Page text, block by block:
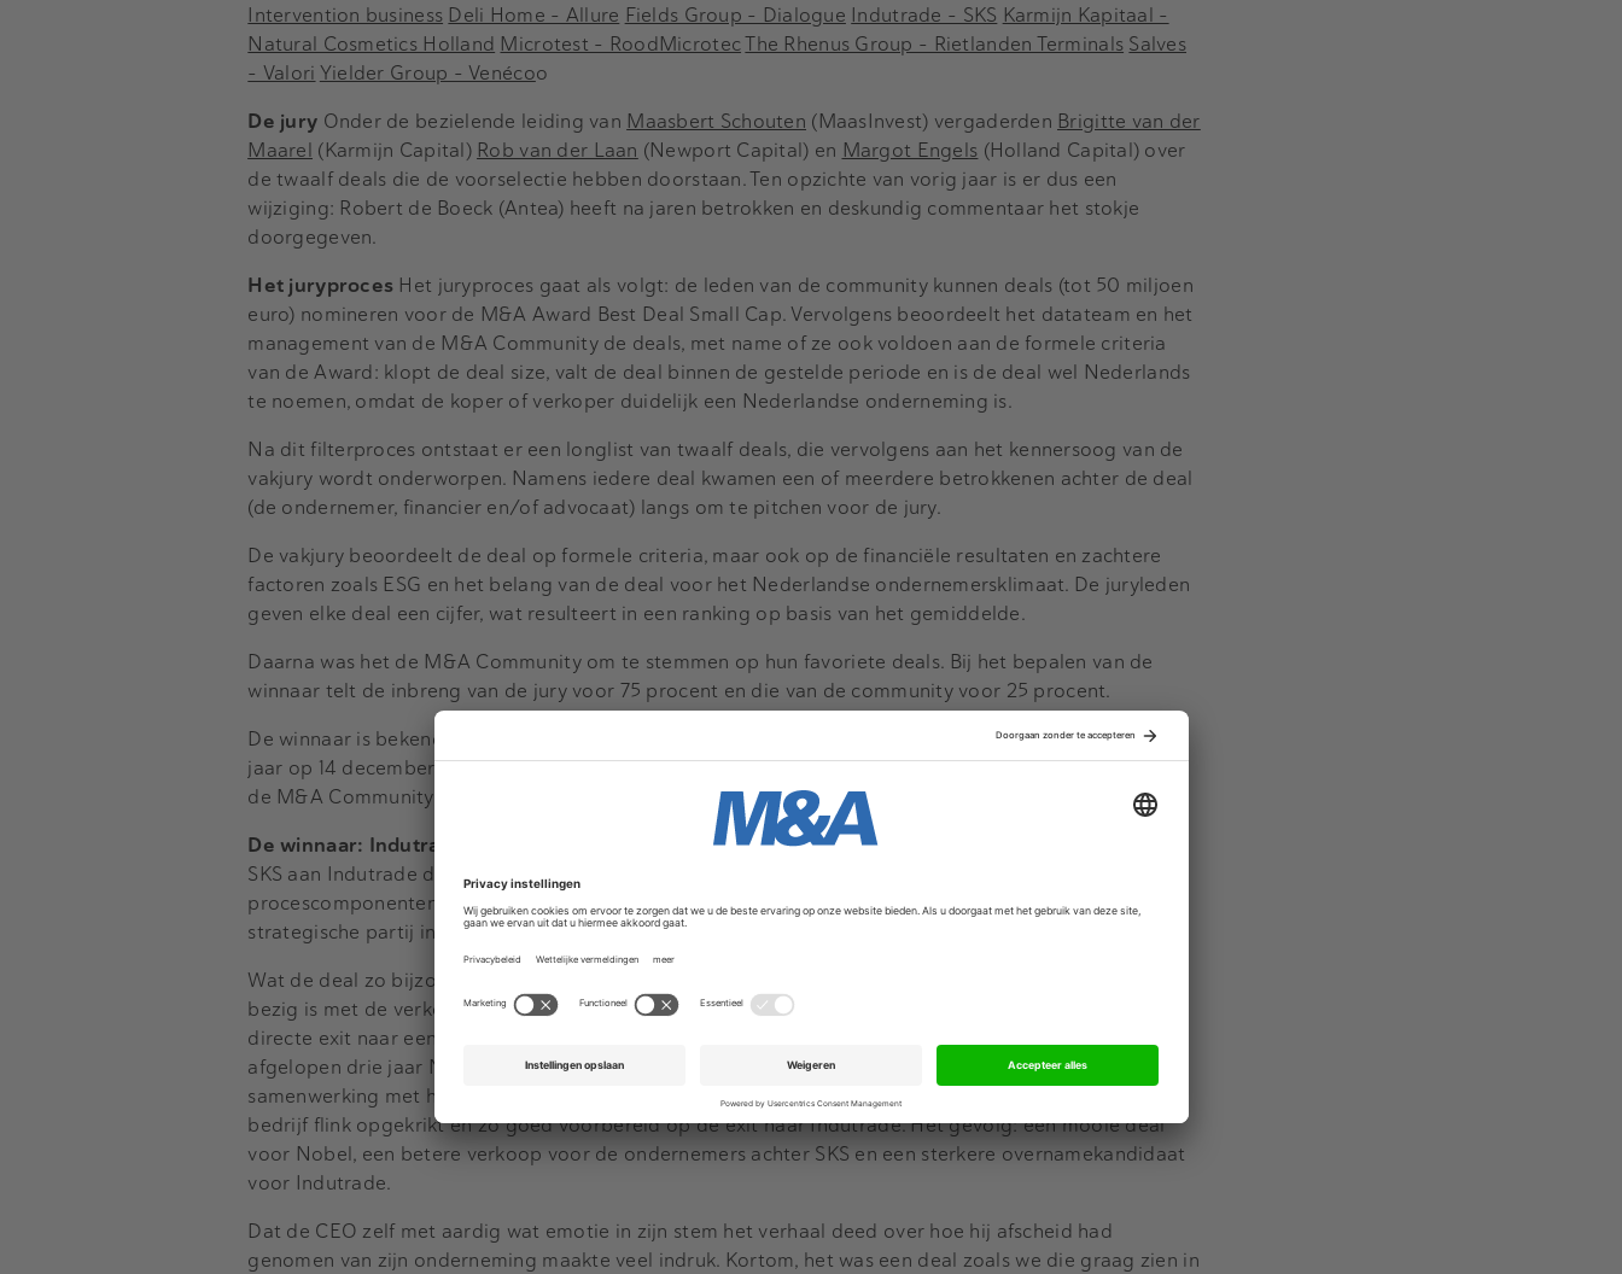
Intervention business Deli Home – Allure Fields Group – Dialogue Indutrade – SKS Karmijn Kapitaal –
Natural Cosmetics Holland Microtest – RoodMicrotecThe Rhenus Group – Rietlanden Terminals Salves
– Valori Yielder Group – Venécoo
De jury Onder de bezielende leiding van Maasbert Schouten (MaasInvest) vergaderden Brigitte van der
Maarel (Karmijn Capital) Rob van der Laan (Newport Capital) en Margot Engels (Holland Capital) over
de twaalf deals die de voorselectie hebben doorstaan. Ten opzichte van vorig jaar is er dus een
wijziging: Robert de Boeck (Antea) heeft na jaren betrokken en deskundig commentaar het stokje
doorgegeven.
Het juryproces Het juryproces gaat als volgt: de leden van de community kunnen deals (tot 50 miljoen
euro) nomineren voor de M&A Award Best Deal Small Cap. Vervolgens beoordeelt het datateam en het
management van de M&A Community de deals, met name of ze ook voldoen aan de formele criteria
van de Award: klopt de deal size, valt de deal binnen de gestelde periode en is de deal wel Nederlands
te noemen, omdat de koper of verkoper duidelijk een Nederlandse onderneming is.
Na dit filterproces ontstaat er een longlist van twaalf deals, die vervolgens aan het kennersoog van de
vakjury wordt onderworpen. Namens iedere deal kwamen een of meerdere betrokkenen achter de deal
(de ondernemer, financier en/of advocaat) langs om te pitchen voor de jury.
De vakjury beoordeelt de deal op formele criteria, maar ook op de financiële resultaten en zachtere
factoren zoals ESG en het belang van de deal voor het Nederlandse ondernemersklimaat. De juryleden
geven elke deal een cijfer, wat resulteert in een ranking op basis van het gemiddelde.
Daarna was het de M&A Community om te stemmen op hun favoriete deals. Bij het bepalen van de
winnaar telt de inbreng van de jury voor 75 procent en die van de community voor 25 procent.
De winnaar is bekendgemaakt tijdens het jaarlijkse M&A Community-gala in de Beurs van Berlage, dit
jaar op 14 december. Het juryproces werd gefaciliteerd door Jurriën Morsch, community manager van
de M&A Community, en directeur Melle Eijckelhoff.
De winnaar: Indutrade – SKS
Toen het stof van het juryproces was neergedaald bleek de verkoop van
SKS aan Indutrade de duidelijke winnaar. Deze technische handelsonderneming van hygiënische
procescomponenten voor de voedselindustrie en de zorg sluit zich nu aan bij een grote internationale
strategische partij in dezelfde sector.
Wat de deal zo bijzonder maakt is dat de oprichter van het bedrijf, Toine Uijttewaal, al een paar jaar
bezig is met de verkoop van SKS en daarvoor een bijzonder pad heeft gekozen. In plaats van een
directe exit naar een strategische partij in dezelfde markt te maken heeft hij ervoor gekozen om de
afgelopen drie jaar Nobel Capital aan boord te halen als partner. Dit Private Equity-huis heeft in
samenwerking met het bestaande management in de afgelopen jaren de winstgevendheid van het
bedrijf flink opgekrikt en zo goed voorbereid op de exit naar Indutrade. Het gevolg: een mooie deal
voor Nobel, een betere verkoop voor de ondernemers achter SKS en een sterkere overnamekandidaat
voor Indutrade.
Dat de CEO zelf met aardig wat emotie in zijn stem het verhaal deed over hoe hij afscheid had
genomen van zijn onderneming maakte veel indruk. Kortom, het was een deal zoals we die graag zien in